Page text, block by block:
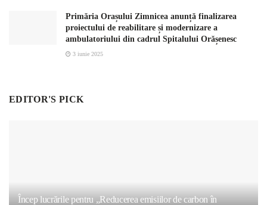
Primăria Orașului Zimnicea anunță finalizarea
proiectului de reabilitare și modernizare a
ambulatoriului din cadrul Spitalului Orășenesc
3 iunie 2025
EDITOR'S PICK
Încep lucrările pentru „Reducerea emisiilor de carbon în